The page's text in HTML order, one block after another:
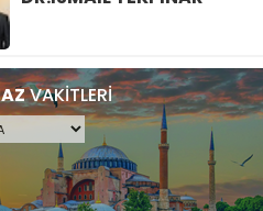
VAKİTLERİ